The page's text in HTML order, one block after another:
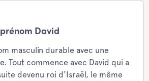
David
masculin durable avec une
Tout commence avec David qui a
devenu roi d'Israël, le même